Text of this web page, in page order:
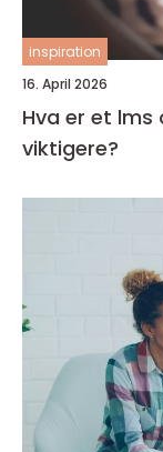
inspiration
16. April 2026
Hva er et
viktigere?